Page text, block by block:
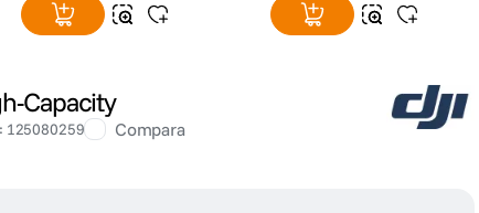
Capacity
: 125080259 Compara